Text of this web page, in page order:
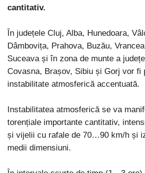
cantitativ.
În județele Cluj, Alba, Hunedoara,
Dâmbovița, Prahova, Buzău,
Suceava și în zona de munte a
Covasna, Brașov, Sibiu și Gorj vor fi
instabilitate atmosferică accentuată.
Instabilitatea atmosferică se va
torențiale importante cantitativ,
și vijelii cu rafale de 70…90 km/h și
medii dimensiuni.